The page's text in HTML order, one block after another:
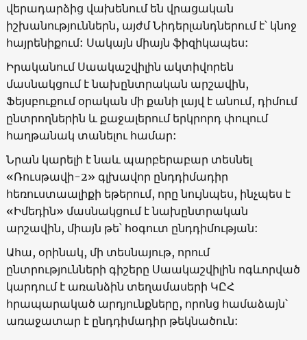
վերադարձից վախենում են վրացական
իշխանություններն, այժմ Նիդերլանդներում է՝ կնոջ
հայրենիքում: Սակայն միայն ֆիզիկապես:
Իրականում Սաակաշվիլին ակտիվորեն
մասնակցում է նախընտրական արշավին,
Ֆեյսբուքում օրական մի քանի լայվ է անում, դիմում
ընտրողներին և քաջալերում երկրորդ փուլում
հաղթանակ տանելու համար:
Նրան կարելի է նաև պարբերաբար տեսնել
«Ռուսթավի-2» գլխավոր ընդդիմադիր
հեռուստաալիքի եթերում, որը նույնպես, ինչպես է
«Իմեդին» մասնակցում է նախընտրական
արշավին, միայն թե՝ հօգուտ ընդդիմության:
Ահա, օրինակ, մի տեսնայութ, որում
ընտրությունների գիշերը Սաակաշվիլին ոգևորված
կարդում է առանձին տեղամասերի ԿԸՀ
հրապարակած արդյունքները, որոնց համաձայն՝
առաջատար է ընդդիմադիր թեկնածուն: